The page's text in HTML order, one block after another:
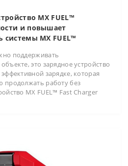
MX FUEL™
и повышает
системы MX FUEL™
поддерживать
это зарядное устройство
зарядке, которая
продолжать работу без
MX FUEL™ Fast Charger